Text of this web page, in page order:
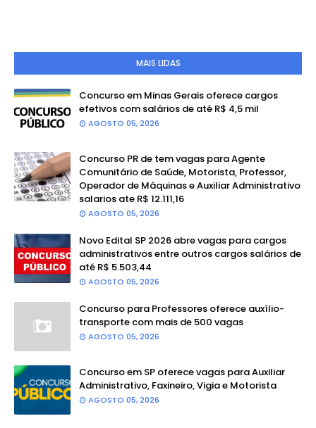
MAIS LIDAS
Concurso em Minas Gerais oferece cargos
efetivos com salários de até R$ 4,5 mil
AGOSTO 05, 2026
Concurso PR de tem vagas para Agente
Comunitário de Saúde, Motorista, Professor,
Operador de Máquinas e Auxiliar Administrativo
salarios ate R$ 12.111,16
AGOSTO 05, 2026
Novo Edital SP 2026 abre vagas para cargos
administrativos entre outros cargos salários de
até R$ 5.503,44
AGOSTO 05, 2026
Concurso para Professores oferece auxílio-
transporte com mais de 500 vagas
AGOSTO 05, 2026
Concurso em SP oferece vagas para Auxiliar
Administrativo, Faxineiro, Vigia e Motorista
AGOSTO 05, 2026